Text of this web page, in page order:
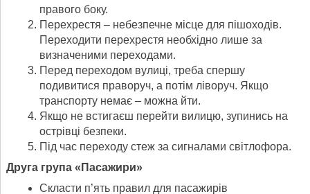
правого боку.
Перехрестя – небезпечне місце для пішоходів.
Переходити перехрестя необхідно лише за
визначеними переходами.
Перед переходом вулиці, треба спершу
подивитися праворуч, а потім ліворуч. Якщо
транспорту немає – можна йти.
Якщо не встигаєш перейти вилицю, зупинись на
острівці безпеки.
Під час переходу стеж за сигналами світлофора.
Друга група «Пасажири»
Скласти п’ять правил для пасажирів